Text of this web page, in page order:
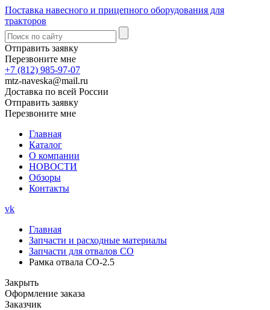
Поставка навесного и прицепного оборудования для
тракторов
Отправить заявку
Перезвоните мне
+7 (812) 985-97-07
mtz-naveska@mail.ru
Доставка по всей России
Отправить заявку
Перезвоните мне
Главная
Каталог
О компании
НОВОСТИ
Обзоры
Контакты
vk
Главная
Запчасти и расходные материалы
Запчасти для отвалов СО
Рамка отвала СО-2.5
Закрыть
Оформление заказа
Заказчик